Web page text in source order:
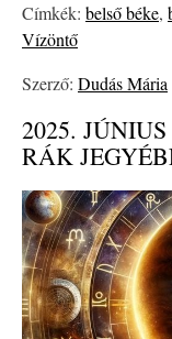
Címkék: belső béke,
Vízöntő
Szerző: Dudás Mária
2025.
RÁK